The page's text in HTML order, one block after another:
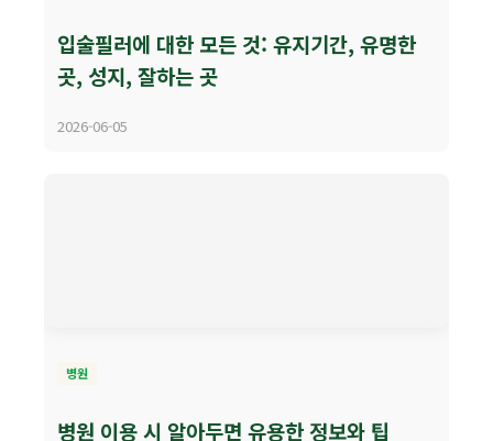
입술필러에 대한 모든 것: 유지기간, 유명한
곳, 성지, 잘하는 곳
2026-06-05
병원
병원 이용 시 알아두면 유용한 정보와 팁